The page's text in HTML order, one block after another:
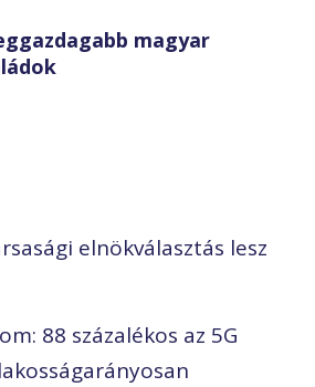
magyar
elnökválasztás lesz
88 százalékos az 5G